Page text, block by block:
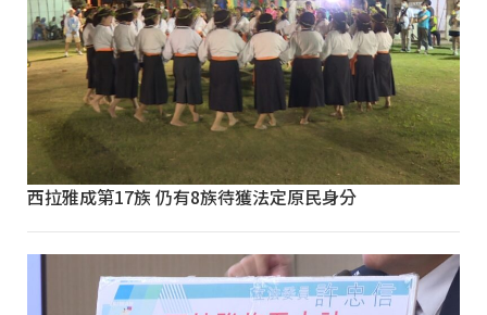
西拉雅成第17族 仍有8族待獲法定原民身分